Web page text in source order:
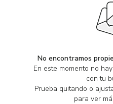
No encontramos
En este momento no
con tu
Prueba quitando o
para ver